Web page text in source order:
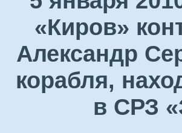
«Киров»
Александр
корабля,
в СРЗ